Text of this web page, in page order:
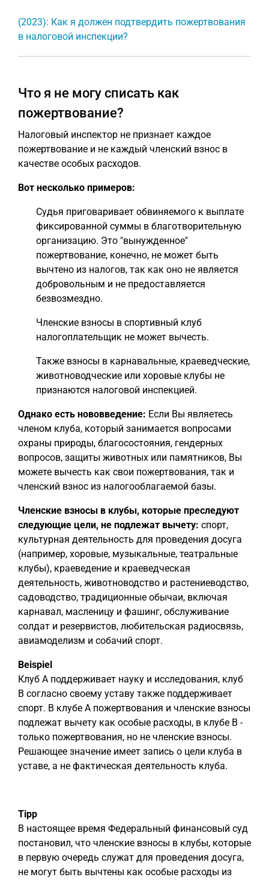
(2023): Как я должен подтвердить пожертвования
в налоговой инспекции?
Что я не могу списать как
пожертвование?
Налоговый инспектор не признает каждое
пожертвование и не каждый членский взнос в
качестве особых расходов.
Вот несколько примеров:
Судья приговаривает обвиняемого к выплате
фиксированной суммы в благотворительную
организацию. Это "вынужденное"
пожертвование, конечно, не может быть
вычтено из налогов, так как оно не является
добровольным и не предоставляется
безвозмездно.
Членские взносы в спортивный клуб
налогоплательщик не может вычесть.
Также взносы в карнавальные, краеведческие,
животноводческие или хоровые клубы не
признаются налоговой инспекцией.
Однако есть нововведение: Если Вы являетесь
членом клуба, который занимается вопросами
охраны природы, благосостояния, гендерных
вопросов, защиты животных или памятников, Вы
можете вычесть как свои пожертвования, так и
членский взнос из налогооблагаемой базы.
Членские взносы в клубы, которые преследуют
следующие цели, не подлежат вычету: спорт,
культурная деятельность для проведения досуга
(например, хоровые, музыкальные, театральные
клубы), краеведение и краеведческая
деятельность, животноводство и растениеводство,
садоводство, традиционные обычаи, включая
карнавал, масленицу и фашинг, обслуживание
солдат и резервистов, любительская радиосвязь,
авиамоделизм и собачий спорт.
Beispiel
Клуб A поддерживает науку и исследования, клуб
B согласно своему уставу также поддерживает
спорт. В клубе A пожертвования и членские взносы
подлежат вычету как особые расходы, в клубе B -
только пожертвования, но не членские взносы.
Решающее значение имеет запись о цели клуба в
уставе, а не фактическая деятельность клуба.
Tipp
В настоящее время Федеральный финансовый суд
постановил, что членские взносы в клубы, которые
в первую очередь служат для проведения досуга,
не могут быть вычтены как особые расходы из